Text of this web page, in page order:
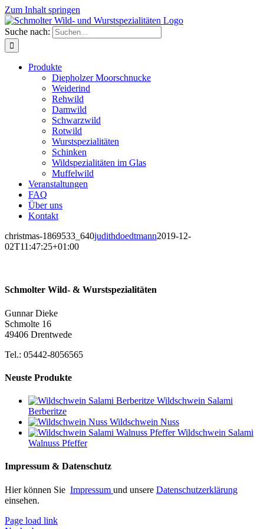
Zum Inhalt springen
Suche nach:
Produkte
Diepholzer Moorschnucke
Weiderind
Rehwild
Damwild
Schwarzwild
Rotwild
Wurstspezialitäten
Schinken
Wildspezialitäten im Glas
Muffelwild
Veranstaltungen
FAQ
Über uns
Kontakt
christmas-1869533_640judithdoedtmann2019-12-
02T11:47:25+01:00
Schmolter Wild- & Wurstspezialitäten
Gunnar Dieke
Schmolte 16
49406 Drentwede
Tel.: 05442-8056565
Neuste Produkte
Wildschwein Salami
Berberitze
Wildschwein Nuss
Wildschwein Salami
Walnuss Pfeffer
Impressum & Datenschutz
Hier können Sie Impressum und unsere Datenschutzerklärung
einsehen.
Page load link